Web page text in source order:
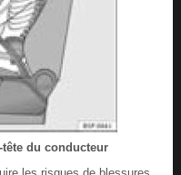
du conducteur